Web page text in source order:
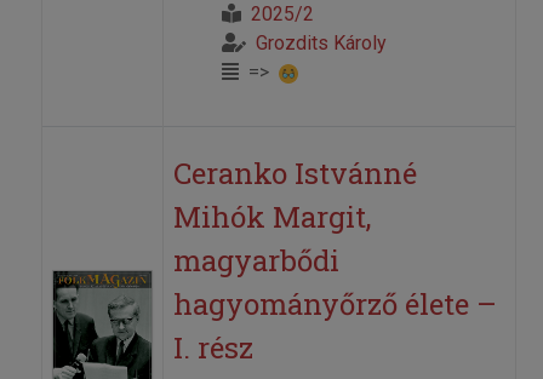
2025/2
Grozdits Károly
=>
Ceranko Istvánné
Mihók Margit,
magyarbődi
hagyományőrző élete –
I. rész